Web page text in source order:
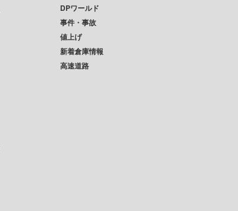
DPワールド
事件・事故
値上げ
新着倉庫情報
高速道路